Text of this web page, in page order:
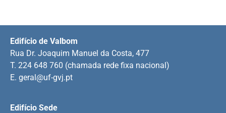
Edifício Sede
Edifício de Valbom
Rua Dr. Joaquim Manuel da Costa, 477
T. 224 648 760 (chamada rede fixa nacional)
E. geral@uf-gvj.pt